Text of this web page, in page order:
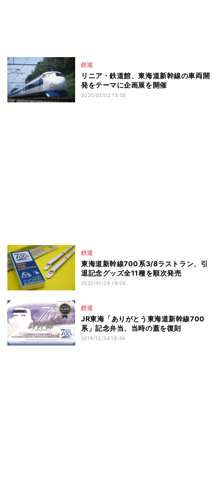
鉄道
リニア・鉄道館、東海道新幹線の車両開
発をテーマに企画展を開催
2020/03/02 15:05
鉄道
東海道新幹線700系3/8ラストラン、引
退記念グッズ全11種を順次発売
2020/01/28 19:04
鉄道
JR東海「ありがとう東海道新幹線700
系」記念弁当、当時の蓋を復刻
2019/12/24 18:44